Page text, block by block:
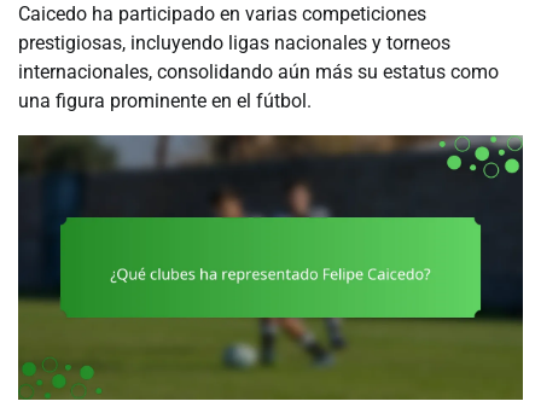
Caicedo ha participado en varias competiciones
prestigiosas, incluyendo ligas nacionales y torneos
internacionales, consolidando aún más su estatus como
una figura prominente en el fútbol.